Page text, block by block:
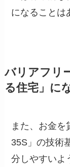
になることは
バリアフリ
る住宅」に
また、お金を
35S」の技術
分しやすいよ